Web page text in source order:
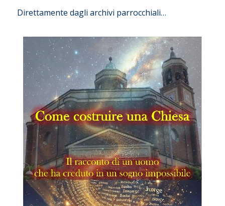
Direttamente dagli archivi parrocchiali…